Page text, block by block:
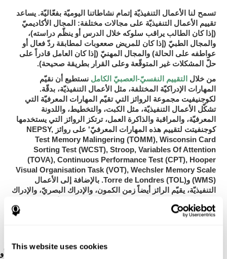
This website uses cookies
تسمح لنا الأعمال التنفيذيّة إتمام نشاطاتنا اليوميّة بفعّاليّة. يساعد
تقييم الأعمال التنفيذيّة على مجالات مختلفة:
المجال الأكاديميّ
(إذا كان الطالب يراقب سلوكه خلال الدرس أو ينظّم دراسته)،
والمجال الطبيّ (إذا كان للمريض صععوبات لمطابقة ردّ فعال أو
عواطفه على الحالة)والمجال المهنيّ (إذا كان العامل قادراً على
حلّ المشكلات غير المتوقّعة وعلى القرار بطريقة صحيحة).
من خلال
التقييم النفسيّ-العصبيّ الكامل نستطيع أن نقيّم
المهارات الإدراكيّة المختلفة، مثل الأعمال التنفيذيّة، بدقّة.
لكوجنيفيت مجموعة الروائز التي تقيّم المهارات المعرفيّة التي
تشكّل الأعمال التنفيذيّة، مثل الكبت، والتخطيط، واللدونة
المعرفيّة، والمراقبة والذاكرة العمل، ترتكز الروائز التي يستخدمها
كوجنفيتت
لتقييم هذه المهارات المعرفيّ' على روائز NEPSY,
Test Memory Malingering (TOMM), Wisconsin Card
Sorting Test (WCST), Stroop, Variables Of Attention
(TOVA), Continuous Performance Test (CPT), Hooper
Visual Organisation Task (VOT), Wechsler Memory Scale
(WMS) وTorre de Londres (TOL). بالإضافة إلى الأعمال
التنفيذيّة، يقيّم الرائز أيضاً زمن الكمون، والإدراك البصريّ، والإدراك
الصوتية قصيرة المدى، والذاكرة قصير المدى، والاعتراف، وسرعة
: تظهر الأشاء من خلال الصورة أو